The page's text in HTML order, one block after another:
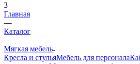
3
Главная
—
Каталог
—
Мягкая мебель
Кресла и стульяМебель для персонала